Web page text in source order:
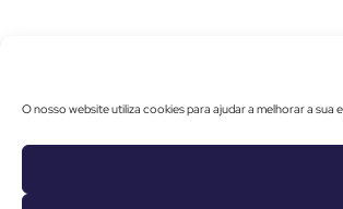
O nosso website utiliza cookies para ajudar a melhorar a